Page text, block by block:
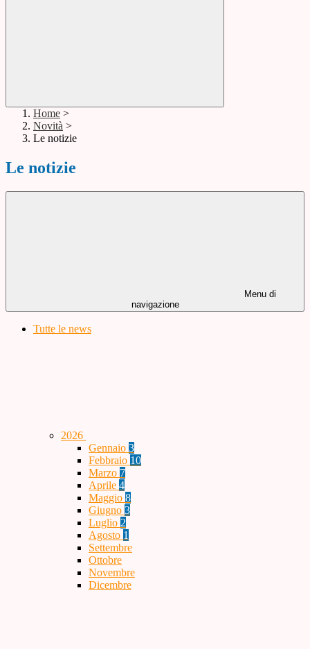
Home >
Novità >
Le notizie
Le notizie
Menu di
navigazione
Tutte le news
2026
Gennaio 3
Febbraio 10
Marzo 7
Aprile 4
Maggio 8
Giugno 3
Luglio 2
Agosto 1
Settembre
Ottobre
Novembre
Dicembre